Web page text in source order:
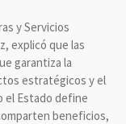
y Servicios
explicó que las
garantiza la
estratégicos y el
el Estado define
beneficios,